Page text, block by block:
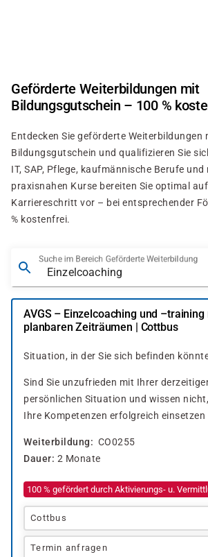
Geförderte Weiterbildungen mit
Bildungsgutschein – 100 %
Entdecken Sie geförderte Weiterbildungen
Bildungsgutschein und qualifizieren Sie
IT, SAP, Pflege, kaufmännische Berufe und
praxisnahen Kurse bereiten Sie optimal
Karriereschritt vor – bei entsprechender
% kostenfrei.
Suche im Bereich Geförderte Weiterbildung
AVGS – Einzelcoaching und
planbaren Zeiträumen | Cottbus
Situation, in der Sie sich befinden
Sind Sie unzufrieden mit Ihrer
persönlichen Situation und wissen
Ihre Kompetenzen erfolgreich einsetzen
Weiterbildung
CO0255
Dauer 2 Monate
100 % gefördert durch Aktivierungs- u.
Cottbus
Termin anfragen